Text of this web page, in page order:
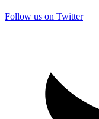
Follow us on Twitter